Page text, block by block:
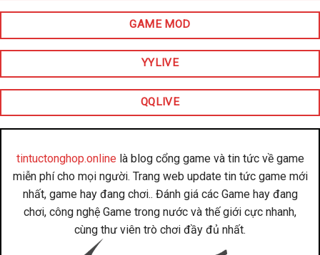
GAME MOD
YYLIVE
QQLIVE
tintuctonghop.online là blog cổng game và tin tức về game
miễn phí cho mọi người. Trang web update tin tức game mới
nhất, game hay đang chơi.. Đánh giá các Game hay đang
chơi, công nghệ Game trong nước và thế giới cực nhanh,
cùng thư viên trò chơi đầy đủ nhất.